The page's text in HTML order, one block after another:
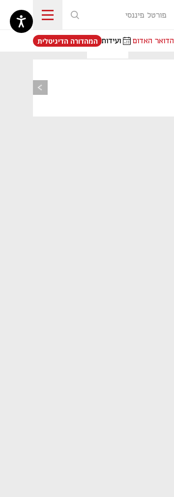
פורטל פיננסי
הדואר האדום ועידות
נפתח בכרטיסייה חדשה
המהדורה הדיגיטלית